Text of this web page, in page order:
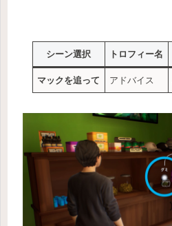
シーン選択 トロフィー名
マックを追って アドバイス